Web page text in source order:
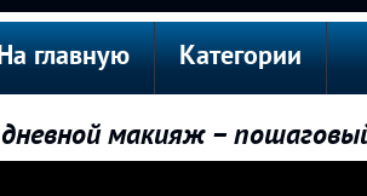
главную Категории
макияж –